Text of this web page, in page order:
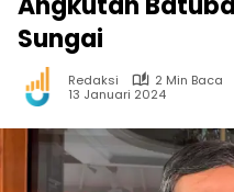
Sungai
Redaksi
2 Min Baca
13 Januari 2024